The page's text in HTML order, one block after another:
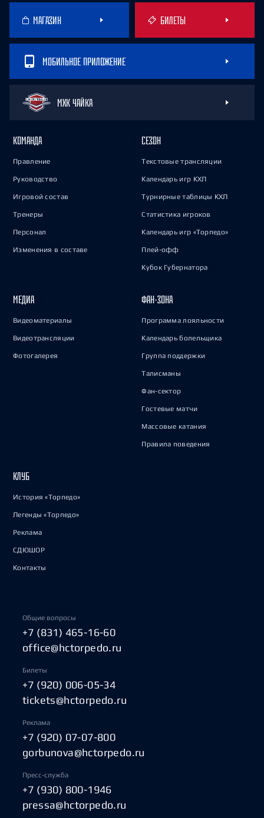
МАГАЗИН БИЛЕТЫ
МОБИЛЬНОЕ ПРИЛОЖЕНИЕ
МХК ЧАЙКА
КОМАНДА
Правление
Руководство
Игровой состав
Тренеры
Персонал
Изменения в составе
СЕЗОН
Текстовые трансляции
Календарь игр КХЛ
Турнирные таблицы КХЛ
Статистика игроков
Календарь игр «Торпедо»
Плей-офф
Кубок Губернатора
МЕДИА
Видеоматериалы
Видеотрансляции
Фотогалерея
ФАН-ЗОНА
Программа лояльности
Календарь болельщика
Группа поддержки
Талисманы
Фан-сектор
Гостевые матчи
Массовые катания
Правила поведения
КЛУБ
История «Торпедо»
Легенды «Торпедо»
Реклама
СДЮШОР
Контакты
Общие вопросы
+7 (831) 465-16-60
office@hctorpedo.ru
Билеты
+7 (920) 006-05-34
tickets@hctorpedo.ru
Реклама
+7 (920) 07-07-800
gorbunova@hctorpedo.ru
Пресс-служба
+7 (930) 800-1946
pressa@hctorpedo.ru